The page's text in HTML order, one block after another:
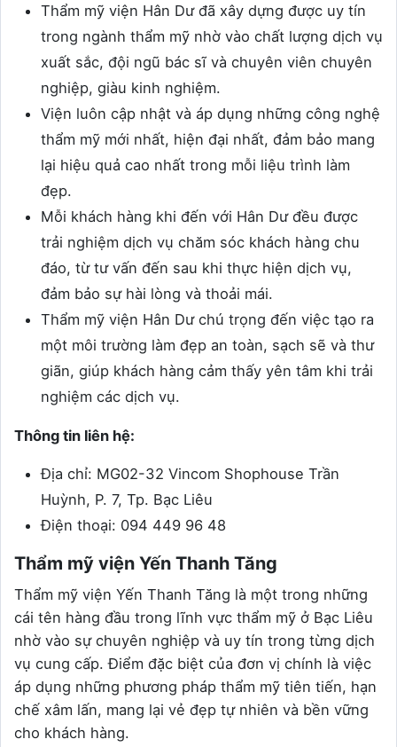
Thẩm mỹ viện Hân Dư đã xây dựng được uy tín
trong ngành thẩm mỹ nhờ vào chất lượng dịch vụ
xuất sắc, đội ngũ bác sĩ và chuyên viên chuyên
nghiệp, giàu kinh nghiệm.
Viện luôn cập nhật và áp dụng những công nghệ
thẩm mỹ mới nhất, hiện đại nhất, đảm bảo mang
lại hiệu quả cao nhất trong mỗi liệu trình làm
đẹp.
Mỗi khách hàng khi đến với Hân Dư đều được
trải nghiệm dịch vụ chăm sóc khách hàng chu
đáo, từ tư vấn đến sau khi thực hiện dịch vụ,
đảm bảo sự hài lòng và thoải mái.
Thẩm mỹ viện Hân Dư chú trọng đến việc tạo ra
một môi trường làm đẹp an toàn, sạch sẽ và thư
giãn, giúp khách hàng cảm thấy yên tâm khi trải
nghiệm các dịch vụ.
Thông tin liên hệ:
Địa chỉ: MG02-32 Vincom Shophouse Trần
Huỳnh, P. 7, Tp. Bạc Liêu
Điện thoại: 094 449 96 48
Thẩm mỹ viện Yến Thanh Tăng
Thẩm mỹ viện Yến Thanh Tăng là một trong những
cái tên hàng đầu trong lĩnh vực thẩm mỹ ở Bạc Liêu
nhờ vào sự chuyên nghiệp và uy tín trong từng dịch
vụ cung cấp. Điểm đặc biệt của đơn vị chính là việc
áp dụng những phương pháp thẩm mỹ tiên tiến, hạn
chế xâm lấn, mang lại vẻ đẹp tự nhiên và bền vững
cho khách hàng.